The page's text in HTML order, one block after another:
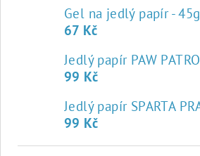
Gel na jedlý papír - 45g
67 Kč
99 Kč
99 Kč